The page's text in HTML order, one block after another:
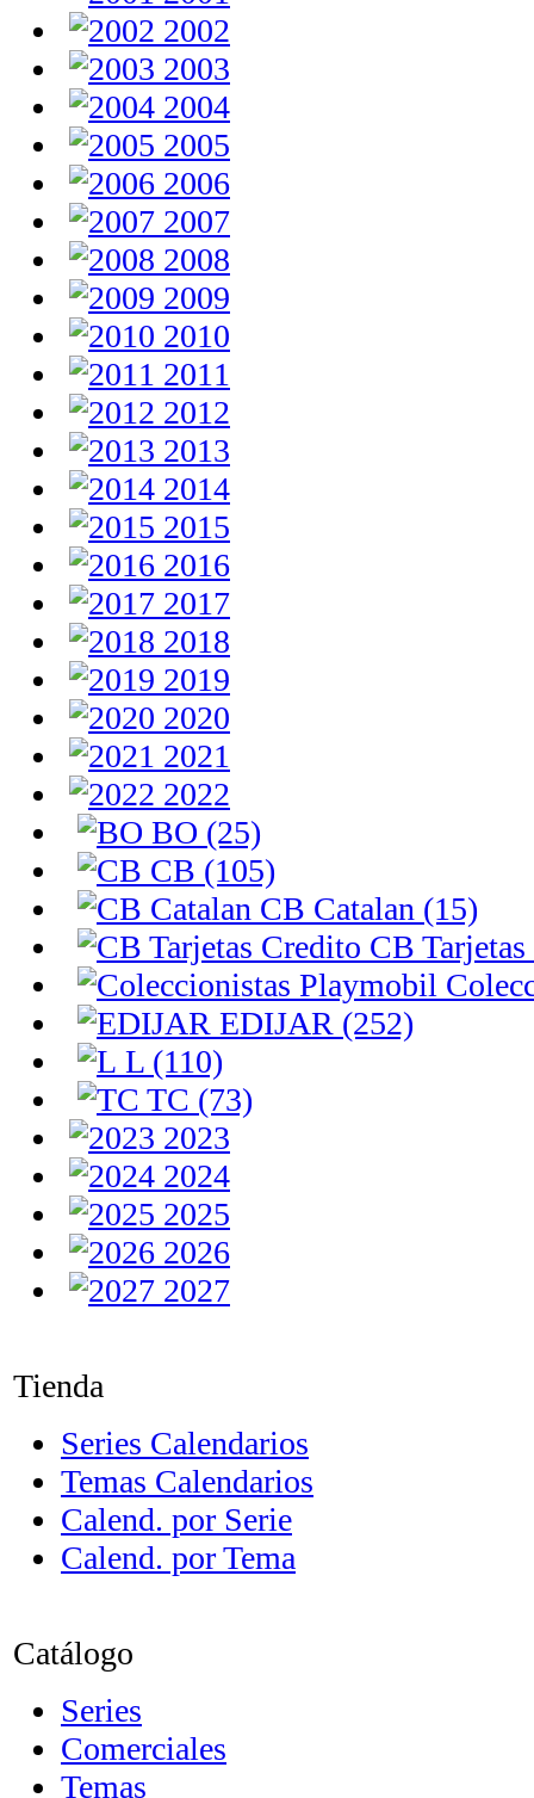
2002
2003
2004
2005
2006
2007
2008
2009
2010
2011
2012
2013
2014
2015
2016
2017
2018
2019
2020
2021
2022
BO (25)
CB (105)
CB Catalan (15)
CB
EDIJAR (252)
L (110)
TC (73)
2023
2024
2025
2026
2027
Tienda
Series Calendarios
Temas Calendarios
Calend. por Serie
Calend. por Tema
Catálogo
Series
Comerciales
Temas